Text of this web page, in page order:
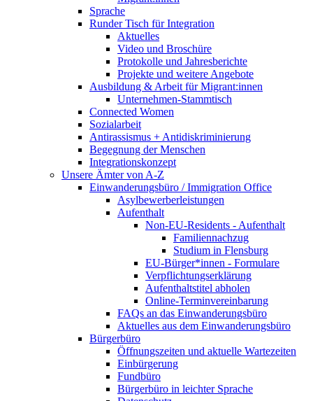
Sprache
Runder Tisch für Integration
Aktuelles
Video und Broschüre
Protokolle und Jahresberichte
Projekte und weitere Angebote
Ausbildung & Arbeit für Migrant:innen
Unternehmen-Stammtisch
Connected Women
Sozialarbeit
Antirassismus + Antidiskriminierung
Begegnung der Menschen
Integrationskonzept
Unsere Ämter von A-Z
Einwanderungsbüro / Immigration Office
Asylbewerberleistungen
Aufenthalt
Non-EU-Residents - Aufenthalt
Familiennachzug
Studium in Flensburg
EU-Bürger*innen - Formulare
Verpflichtungserklärung
Aufenthaltstitel abholen
Online-Terminvereinbarung
FAQs an das Einwanderungsbüro
Aktuelles aus dem Einwanderungsbüro
Bürgerbüro
Öffnungszeiten und aktuelle Wartezeiten
Einbürgerung
Fundbüro
Bürgerbüro in leichter Sprache